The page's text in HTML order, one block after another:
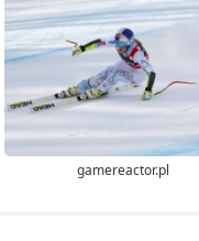
gamereactor.pl